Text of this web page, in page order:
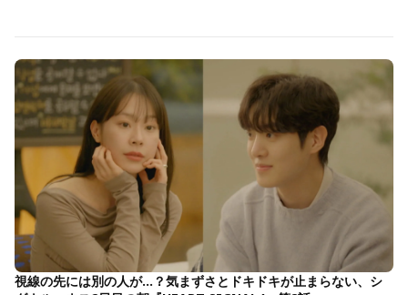
視線の先には別の人が…？気まずさとドキドキが止まらない、シ